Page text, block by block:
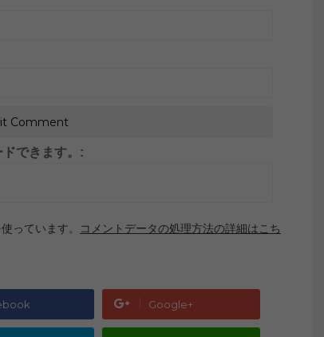
できます。:
っています。
コメントデータの処理方法の詳細はこち
Google+